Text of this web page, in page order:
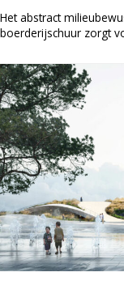
Het abstract
boerderijschuur zorgt